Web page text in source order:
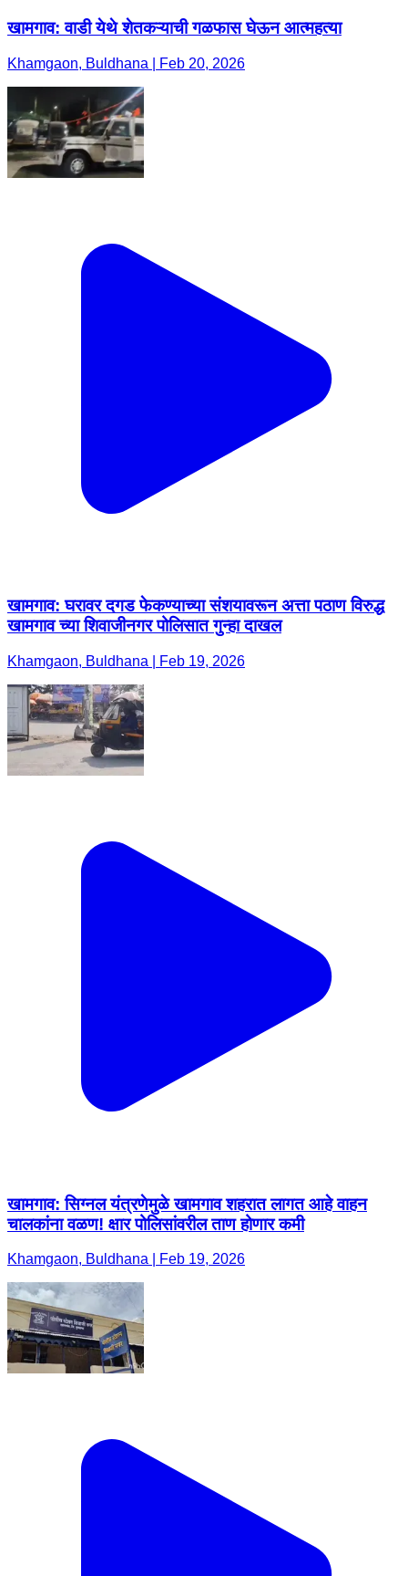
खामगाव: वाडी येथे शेतकऱ्याची गळफास घेऊन आत्महत्या
Khamgaon, Buldhana | Feb 20, 2026
खामगाव: घरावर दगड फेकण्याच्या संशयावरून अत्ता पठाण विरुद्ध
खामगाव च्या शिवाजीनगर पोलिसात गुन्हा दाखल
Khamgaon, Buldhana | Feb 19, 2026
खामगाव: सिग्नल यंत्रणेमुळे खामगाव शहरात लागत आहे वाहन
चालकांना वळण! क्षार पोलिसांवरील ताण होणार कमी
Khamgaon, Buldhana | Feb 19, 2026